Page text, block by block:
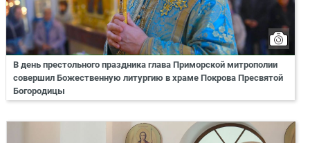
В день престольного праздника глава Приморской митрополии
совершил Божественную литургию в храме Покрова Пресвятой
Богородицы